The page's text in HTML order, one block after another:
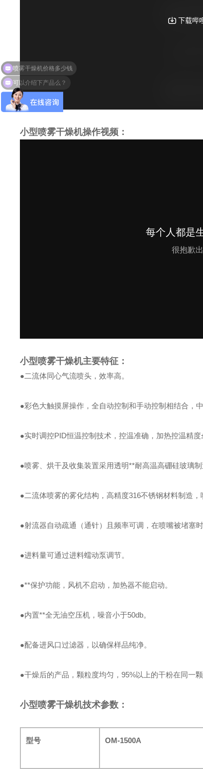
小型喷雾干燥机操作视频：
小型喷雾干燥机主要特征：
●二流体同心气流喷头，效率高。
●彩色大触摸屏操作，全自动控制和手动控制相结合，
●实时调控PID恒温控制技术，控温准确，加热控温精度
●喷雾、烘干及收集装置采用透明**耐高温高硼硅玻璃
●二流体喷雾的雾化结构，高精度316不锈钢材料制造，
●射流器自动疏通（通针）且频率可调，在喷嘴被堵塞
●进料量可通过进料蠕动泵调节。
●**保护功能，风机不启动，加热器不能启动。
●内置**全无油空压机，噪音小于50db。
●配备进风口过滤器，以确保样品纯净。
●干燥后的产品，颗粒度均匀，95%以上的干粉在同一
小型喷雾干燥机技术参数：
型号 OM-1500A
可以介绍下产品么？